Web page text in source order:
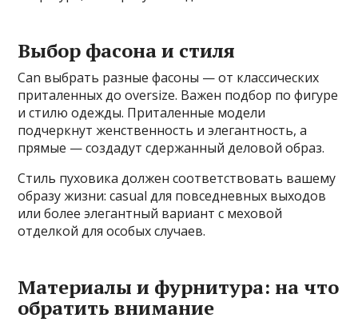
Выбор фасона и стиля
Can выбрать разные фасоны — от классических
приталенных до oversize. Важен подбор по фигуре
и стилю одежды. Приталенные модели
подчеркнут женственность и элегантность, а
прямые — создадут сдержанный деловой образ.
Стиль пуховика должен соответствовать вашему
образу жизни: casual для повседневных выходов
или более элегантный вариант с меховой
отделкой для особых случаев.
Материалы и фурнитура: на что
обратить внимание